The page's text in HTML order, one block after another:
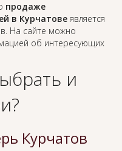
продаже
в Курчатове является
На сайте можно
об интересующих
и
Курчатов